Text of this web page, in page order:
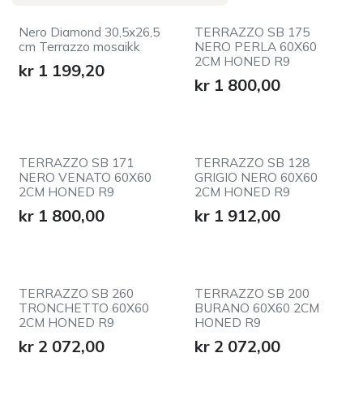
Nero Diamond 30,5x26,5
cm Terrazzo mosaikk
kr 1 199,20
TERRAZZO SB 175
NERO PERLA 60X60
2CM HONED R9
kr 1 800,00
TERRAZZO SB 171
NERO VENATO 60X60
2CM HONED R9
kr 1 800,00
TERRAZZO SB 128
GRIGIO NERO 60X60
2CM HONED R9
kr 1 912,00
TERRAZZO SB 260
TRONCHETTO 60X60
2CM HONED R9
kr 2 072,00
TERRAZZO SB 200
BURANO 60X60 2CM
HONED R9
kr 2 072,00